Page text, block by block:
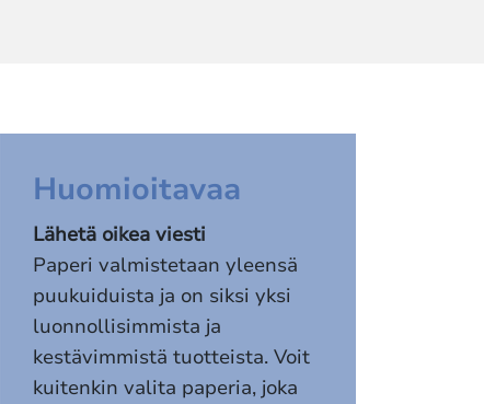
Huomioitavaa
Lähetä oikea viesti
Paperi valmistetaan yleensä
puukuiduista ja on siksi yksi
luonnollisimmista ja
kestävimmistä tuotteista. Voit
kuitenkin valita paperia, joka